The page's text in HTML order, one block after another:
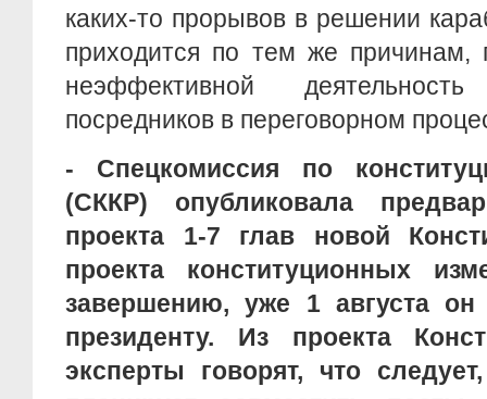
каких-то прорывов в решении
приходится по тем же причинам,
неэффективной
посредников в переговорном
- Спецкомиссия по
(СККР) опубликовала
проекта 1-7 глав новой
проекта конституционных
завершению, уже 1 августа он
президенту. Из проекта
эксперты говорят, что